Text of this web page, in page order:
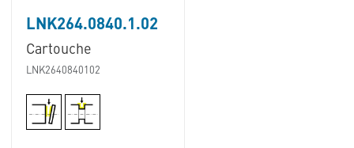
LNK264.0840.1.02
Cartouche
LNK2640840102